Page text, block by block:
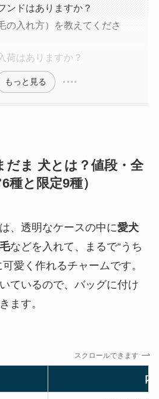
ンドはありますか？
の入れ方）を教えてくださ
荷はありますか？
もっと見る
だま 犬とは？値段・全
種と限定9種）
、透明なケースの中に愛犬
などを入れて、まるで“うち
愛く作れるチャームです。
ているので、バッグに付け
ます。
スクロールできます
内